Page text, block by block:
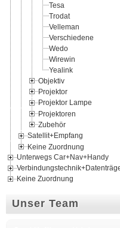
Tesa
Trodat
Velleman
Verschiedene
Wedo
Wirewin
Yealink
Objektiv
Projektor
Projektor Lampe
Projektoren
Zubehör
Satellit+Empfang
Keine Zuordnung
Unterwegs Car+Nav+Handy
Keine Zuordnung
Unser Team